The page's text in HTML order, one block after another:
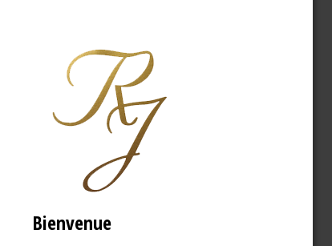
Bienvenue